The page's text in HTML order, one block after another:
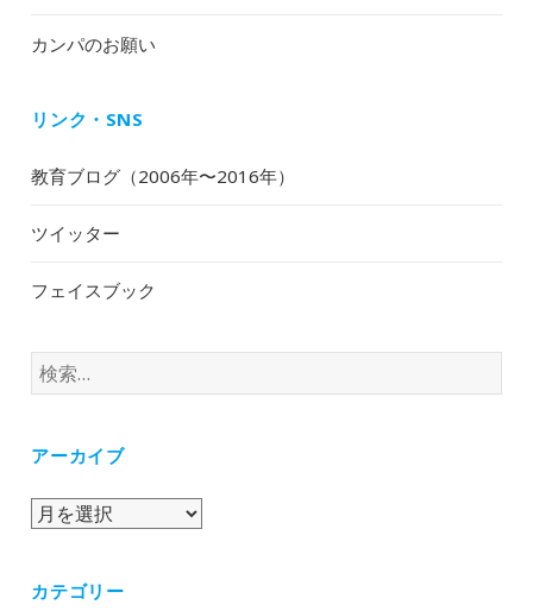
カンパのお願い
リンク・SNS
教育ブログ（2006年〜2016年）
ツイッター
フェイスブック
検
索:
アーカイブ
ア
イ
カテゴリー